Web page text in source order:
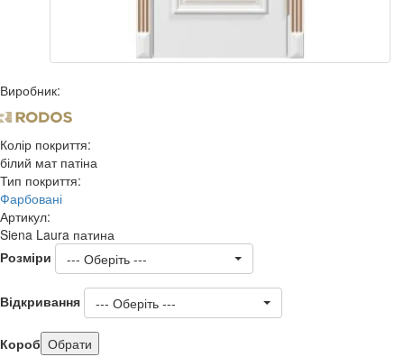
Виробник:
Колір покриття:
білий мат патіна
Тип покриття:
Фарбовані
Артикул:
Siena Laura патина
Розміри
--- Оберіть ---
Відкривання --- Оберіть ---
Короб Обрати